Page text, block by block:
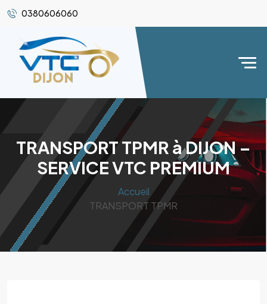
0380606060
TRANSPORT TPMR à DIJON –
SERVICE VTC PREMIUM
Accueil
TRANSPORT TPMR